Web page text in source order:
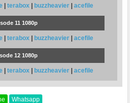
terabox buzzheavier acefile
11 1080p
terabox buzzheavier acefile
12 1080p
terabox buzzheavier acefile
Whatsapp